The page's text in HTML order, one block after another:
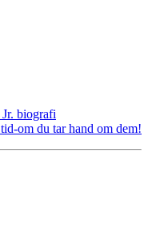
biografi
om du tar hand om dem!